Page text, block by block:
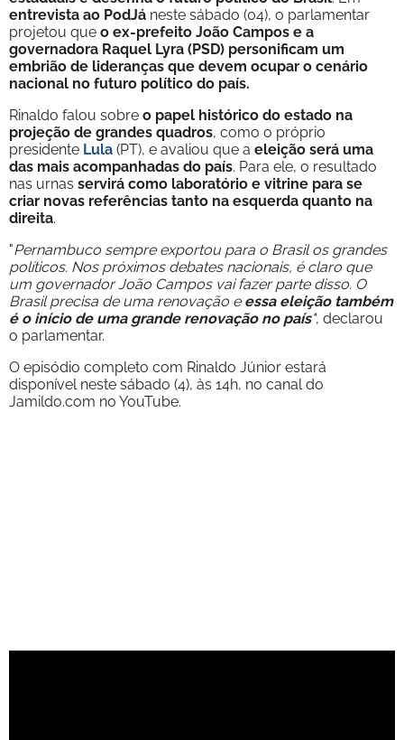
entrevista ao PodJá neste sábado (04), o parlamentar
projetou que o ex-prefeito João Campos e a
governadora Raquel Lyra (PSD) personificam um
embrião de lideranças que devem ocupar o cenário
nacional no futuro político do país.
Rinaldo falou sobre o papel histórico do estado na
projeção de grandes quadros, como o próprio
presidente Lula (PT), e avaliou que a eleição será uma
das mais acompanhadas do país. Para ele, o resultado
nas urnas servirá como laboratório e vitrine para se
criar novas referências tanto na esquerda quanto na
direita.
"Pernambuco sempre exportou para o Brasil os grandes
políticos. Nos próximos debates nacionais, é claro que
um governador João Campos vai fazer parte disso. O
Brasil precisa de uma renovação eessa eleição também
é o início de uma grande renovação no país", declarou
o parlamentar.
O episódio completo com Rinaldo Júnior estará
disponível neste sábado (4), às 14h, no canal do
Jamildo.com no YouTube.